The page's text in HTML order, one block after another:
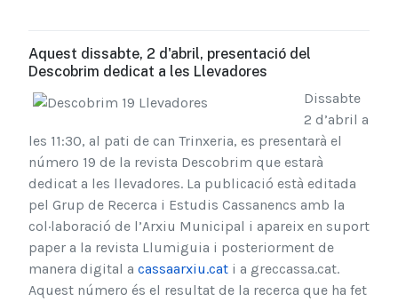
Aquest dissabte, 2 d'abril, presentació del
Descobrim dedicat a les Llevadores
Dissabte
2 d’abril a
les 11:30, al pati de can Trinxeria, es presentarà el
número 19 de la revista Descobrim que estarà
dedicat a les llevadores. La publicació està editada
pel Grup de Recerca i Estudis Cassanencs amb la
col·laboració de l’Arxiu Municipal i apareix en suport
paper a la revista Llumiguia i posteriorment de
manera digital a cassaarxiu.cat i a greccassa.cat.
Aquest número és el resultat de la recerca que ha fet